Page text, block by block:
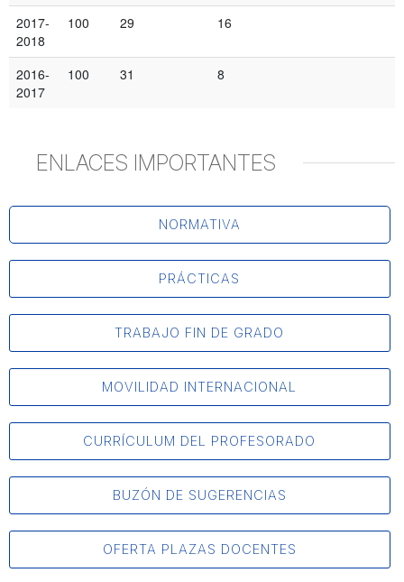
2017-
2018
100 29 16
2016-
2017
100 31 8
ENLACES IMPORTANTES
NORMATIVA
PRÁCTICAS
TRABAJO FIN DE GRADO
MOVILIDAD INTERNACIONAL
CURRÍCULUM DEL PROFESORADO
BUZÓN DE SUGERENCIAS
OFERTA PLAZAS DOCENTES